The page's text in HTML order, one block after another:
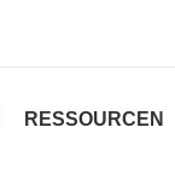
RESSOURCEN